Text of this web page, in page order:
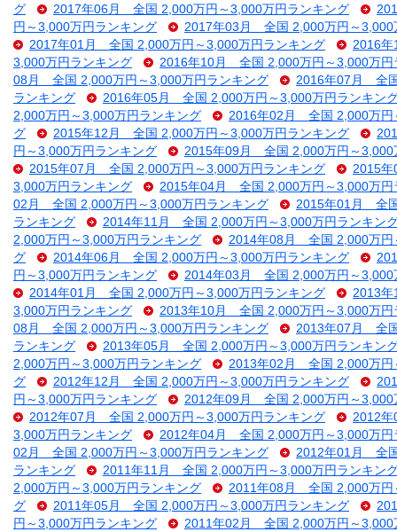
グ
2017年06月 全国 2,000万円～3,000万円ランキング
円～3,000万円ランキング
2017年03月 全国 2,000万円～3,000
2017年01月 全国 2,000万円～3,000万円ランキング
2016
3,000万円ランキング
2016年10月 全国 2,000万円～3,000万円
08月 全国 2,000万円～3,000万円ランキング
2016年07月 全
ランキング
2016年05月 全国 2,000万円～3,000万円ランキン
2,000万円～3,000万円ランキング
2016年02月 全国 2,000万円
グ
2015年12月 全国 2,000万円～3,000万円ランキング
円～3,000万円ランキング
2015年09月 全国 2,000万円～3,000
2015年07月 全国 2,000万円～3,000万円ランキング
2015
3,000万円ランキング
2015年04月 全国 2,000万円～3,000万円
02月 全国 2,000万円～3,000万円ランキング
2015年01月 全
ランキング
2014年11月 全国 2,000万円～3,000万円ランキン
2,000万円～3,000万円ランキング
2014年08月 全国 2,000万円
グ
2014年06月 全国 2,000万円～3,000万円ランキング
円～3,000万円ランキング
2014年03月 全国 2,000万円～3,000
2014年01月 全国 2,000万円～3,000万円ランキング
2013
3,000万円ランキング
2013年10月 全国 2,000万円～3,000万円
08月 全国 2,000万円～3,000万円ランキング
2013年07月 全
ランキング
2013年05月 全国 2,000万円～3,000万円ランキン
2,000万円～3,000万円ランキング
2013年02月 全国 2,000万円
グ
2012年12月 全国 2,000万円～3,000万円ランキング
円～3,000万円ランキング
2012年09月 全国 2,000万円～3,000
2012年07月 全国 2,000万円～3,000万円ランキング
2012
3,000万円ランキング
2012年04月 全国 2,000万円～3,000万円
02月 全国 2,000万円～3,000万円ランキング
2012年01月 全
ランキング
2011年11月 全国 2,000万円～3,000万円ランキン
2,000万円～3,000万円ランキング
2011年08月 全国 2,000万円
グ
2011年05月 全国 2,000万円～3,000万円ランキング
円～3,000万円ランキング
2011年02月 全国 2,000万円～3,000